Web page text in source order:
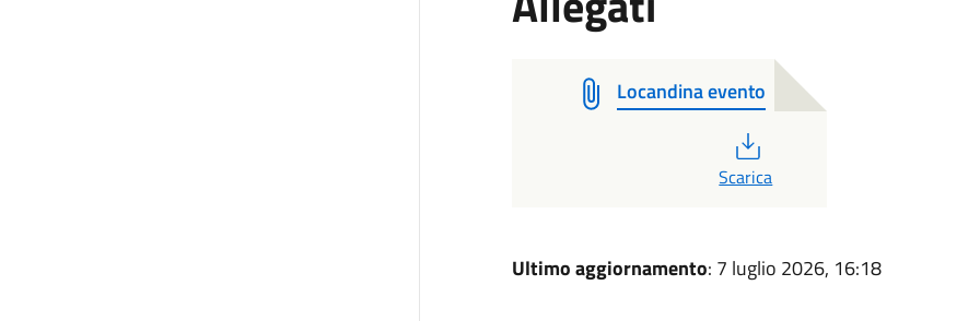
Locandina evento
Scarica
Ultimo aggiornamento: 7 luglio 2026, 16:18